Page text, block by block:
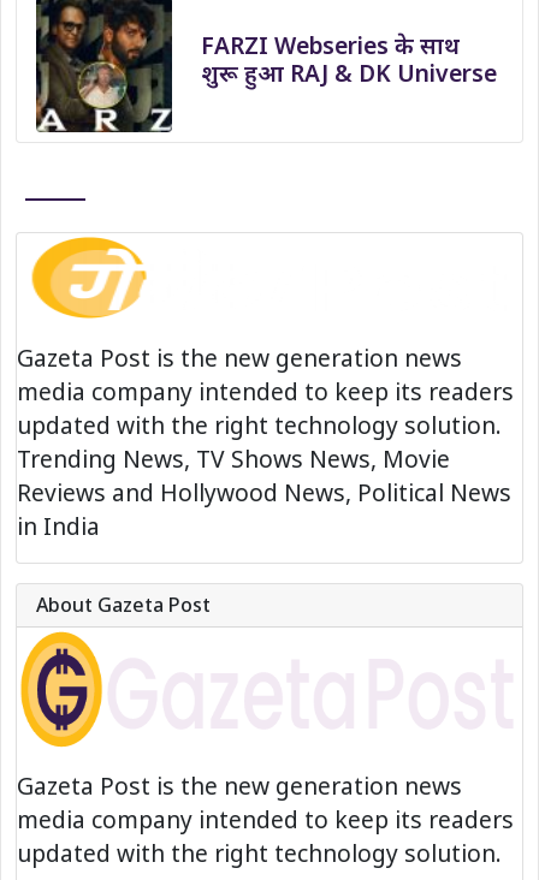
FARZI Webseries के साथ
शुरू हुआ RAJ & DK Universe
Gazeta Post is the new generation news
media company intended to keep its readers
updated with the right technology solution.
Trending News, TV Shows News, Movie
Reviews and Hollywood News, Political News
in India
About Gazeta Post
Gazeta Post is the new generation news
media company intended to keep its readers
updated with the right technology solution.